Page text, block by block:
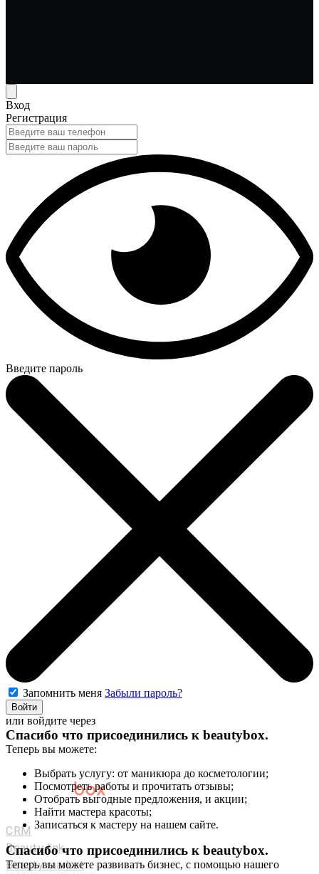
Мастерам и салонам
CRM
Beauty link
Beauty market
Вход
Регистрация
Введите пароль
Запомнить меня Забыли пароль?
Войти
или войдите через
Спасибо что присоединились к beautybox.
Теперь вы можете:
Выбрать услугу: от маникюра до косметологии;
Посмотреть работы и прочитать отзывы;
Отобрать выгодные предложения, и акции;
Найти мастера красоты;
Записаться к мастеру на нашем сайте.
Спасибо что присоединились к beautybox.
Теперь вы можете развивать бизнес, с помощью нашего